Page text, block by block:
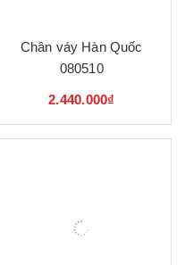
Chân váy Hàn Quốc
080510
2.440.000₫